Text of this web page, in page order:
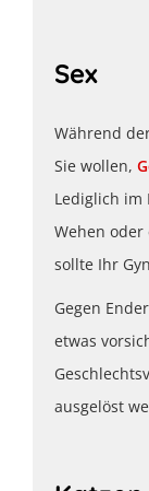
Sex
Während
Sie wollen,
Lediglich im
Wehen
sollte Ihr
Gegen
etwas
ausgelöst